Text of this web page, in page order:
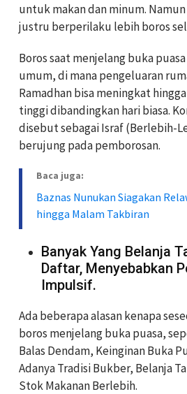
untuk makan dan minum.
justru berperilaku lebih boros
Boros saat menjelang buka
umum, di mana pengeluaran
Ramadhan bisa meningkat
tinggi dibandingkan hari biasa.
disebut sebagai Israf (Berlebih-
berujung pada pemborosan.
Baca juga:
Baznas Nunukan Siagakan
hingga Malam Takbiran
Banyak Yang Belanja
Daftar, Menyebabkan
Impulsif.
Ada beberapa alasan kenapa
boros menjelang buka puasa,
Balas Dendam, Keinginan Buka
Adanya Tradisi Bukber, Belanja
Stok Makanan Berlebih.